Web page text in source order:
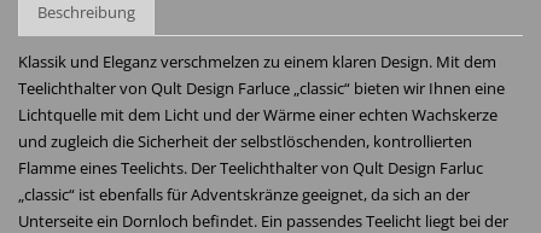
Beschreibung
Klassik und Eleganz verschmelzen zu einem klaren Design. Mit dem
Teelichthalter von Qult Design Farluce „classic“ bieten wir Ihnen eine
Lichtquelle mit dem Licht und der Wärme einer echten Wachskerze
und zugleich die Sicherheit der selbstlöschenden, kontrollierten
Flamme eines Teelichts. Der Teelichthalter von Qult Design Farluc
„classic“ ist ebenfalls für Adventskränze geeignet, da sich an der
Unterseite ein Dornloch befindet. Ein passendes Teelicht liegt bei der